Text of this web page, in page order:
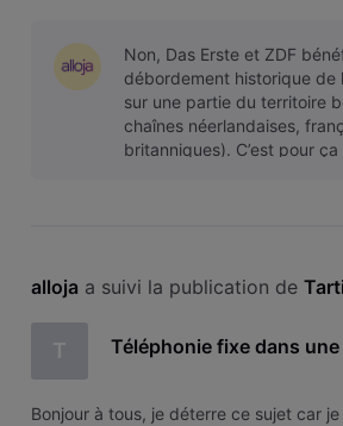
préjudice subi parNon, Das Erste et ZDF
débordement historique de
sur une partie du territoire
chaînes néerlandaises,
britanniques). C’est pour ça
alloja a suivi la publication de
T Téléphonie fixe dans
Bonjour à tous, je déterre ce sujet car